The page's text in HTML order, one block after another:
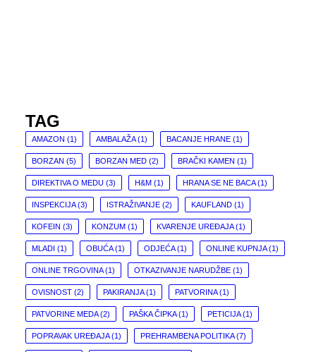
TAG
AMAZON (1) AMBALAŽA(1) BACANJE HRANE (1)
BORZAN (5) BORZAN MED (2) BRAČKI KAMEN (1)
DIREKTIVA O MEDU (3) H&M (1) HRANA SE NE BACA(1)
INSPEKCIJA(3) ISTRAŽIVANJE (2) KAUFLAND (1)
KOFEIN (3) KONZUM (1) KVARENJE UREĐAJA(1)
MLADI (1) OBUĆA(1) ODJEĆA(1) ONLINE KUPNJA(1)
ONLINE TRGOVINA(1) OTKAZIVANJE NARUDŽBE (1)
OVISNOST (2) PAKIRANJA(1) PATVORINA(1)
PATVORINE MEDA(2) PAŠKA ČIPKA(1) PETICIJA(1)
POPRAVAK UREĐAJA(1) PREHRAMBENA POLITIKA(7)